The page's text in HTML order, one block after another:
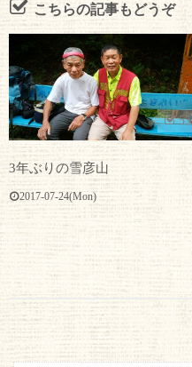
こちらの記事もどうぞ
55
3年ぶりの雪彦山
2017-07-24(Mon)